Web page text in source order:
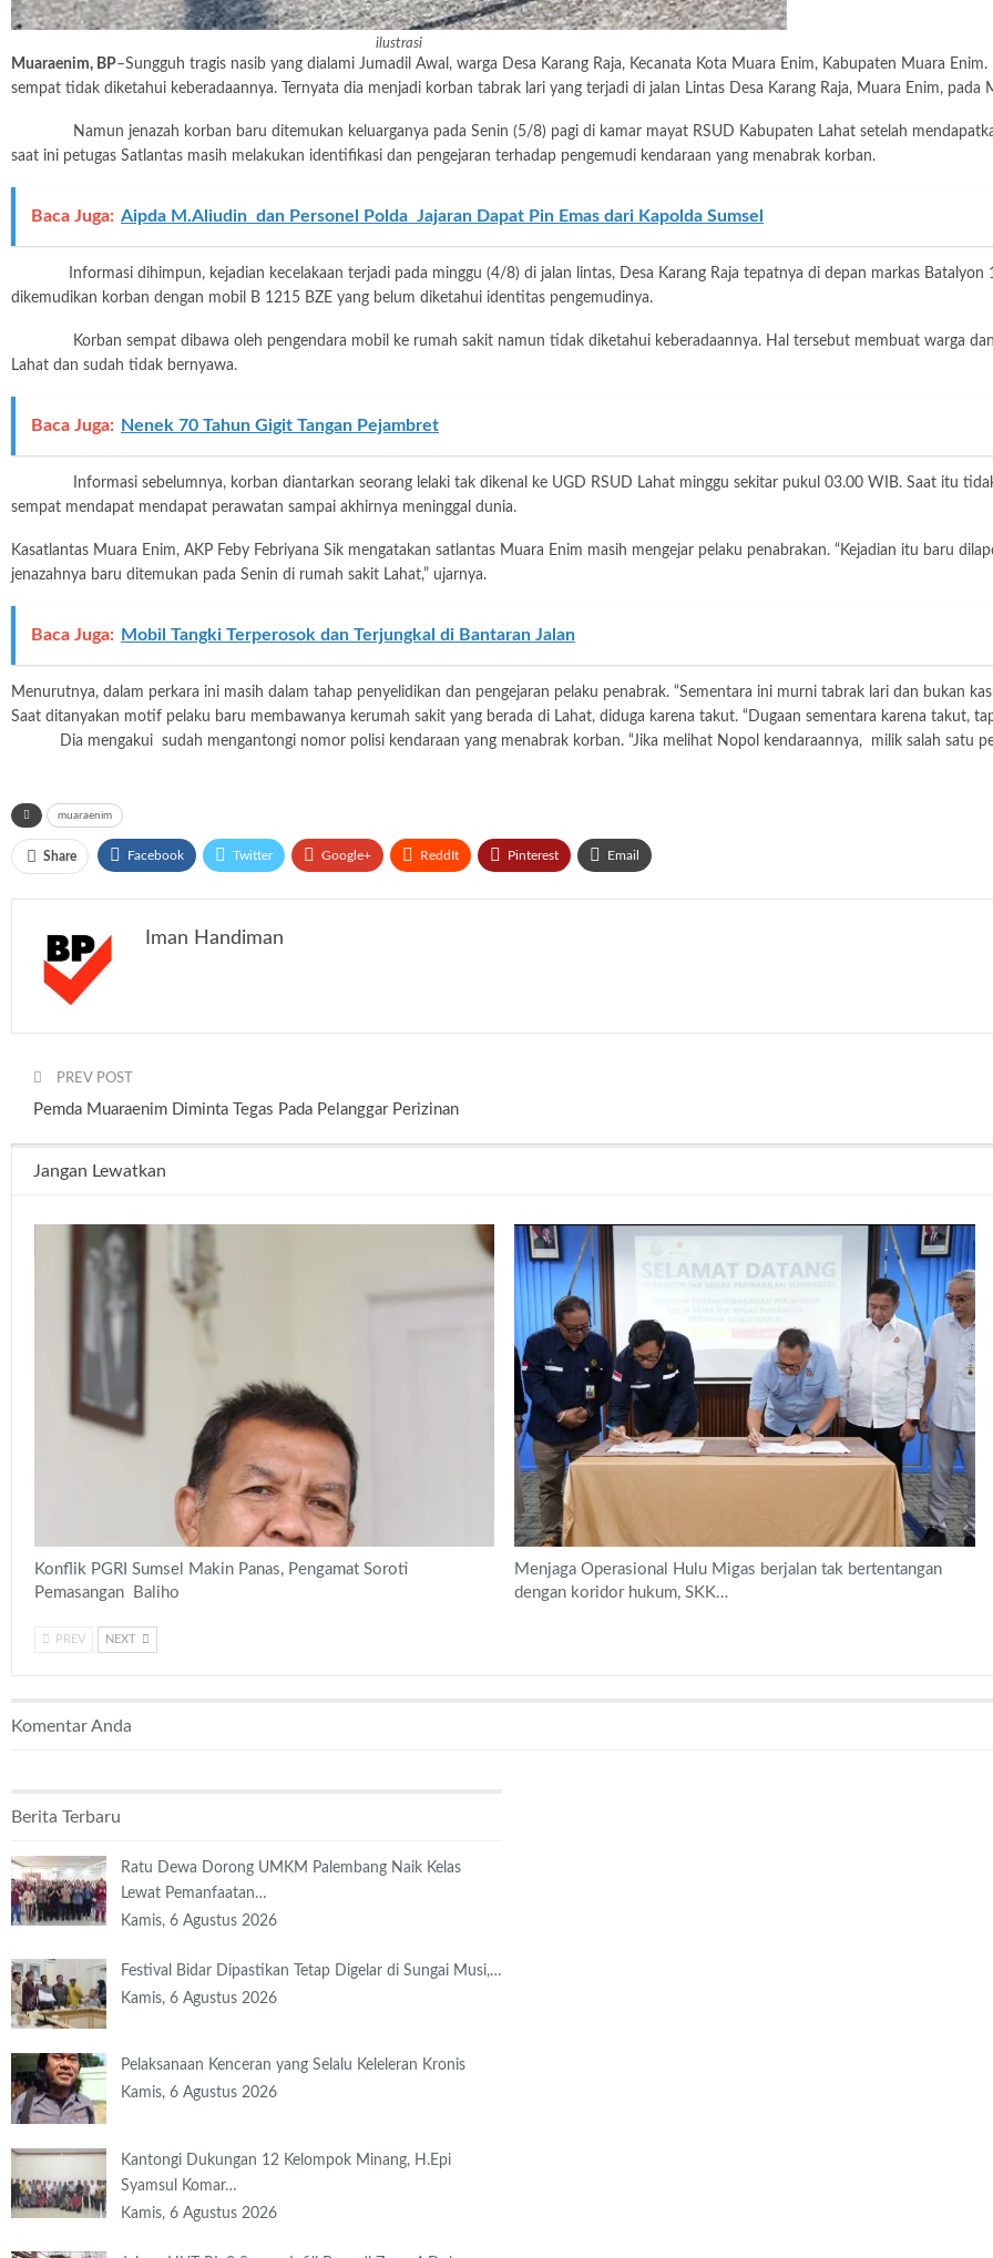
ilustrasi
Muaraenim, BP–Sungguh tragis nasib yang dialami Jumadil Awal, warga Desa Karang Raja, Kecanata Kota Muara Enim, Kabupaten Muara
sempat tidak diketahui keberadaannya. Ternyata dia menjadi korban tabrak lari yang terjadi di jalan Lintas Desa Karang Raja, Muara Enim, pada
Namun jenazah korban baru ditemukan keluarganya pada Senin (5/8) pagi di kamar mayat RSUD Kabupaten Lahat setelah
saat ini petugas Satlantas masih melakukan identifikasi dan pengejaran terhadap pengemudi kendaraan yang menabrak korban.
Baca Juga: Aipda M.Aliudin dan Personel Polda Jajaran Dapat Pin Emas dari Kapolda Sumsel
Informasi dihimpun, kejadian kecelakaan terjadi pada minggu (4/8) di jalan lintas, Desa Karang Raja tepatnya di depan markas Batalyon
dikemudikan korban dengan mobil B 1215 BZE yang belum diketahui identitas pengemudinya.
Korban sempat dibawa oleh pengendara mobil ke rumah sakit namun tidak diketahui keberadaannya. Hal tersebut membuat warga dan
Lahat dan sudah tidak bernyawa.
Baca Juga: Nenek 70 Tahun Gigit Tangan Pejambret
Informasi sebelumnya, korban diantarkan seorang lelaki tak dikenal ke UGD RSUD Lahat minggu sekitar pukul 03.00 WIB. Saat itu tidak
sempat mendapat mendapat perawatan sampai akhirnya meninggal dunia.
Kasatlantas Muara Enim, AKP Feby Febriyana Sik mengatakan satlantas Muara Enim masih mengejar pelaku penabrakan. “Kejadian itu baru
jenazahnya baru ditemukan pada Senin di rumah sakit Lahat,” ujarnya.
Baca Juga: Mobil Tangki Terperosok dan Terjungkal di Bantaran Jalan
Menurutnya, dalam perkara ini masih dalam tahap penyelidikan dan pengejaran pelaku penabrak. “Sementara ini murni tabrak lari dan bukan
Saat ditanyakan motif pelaku baru membawanya kerumah sakit yang berada di Lahat, diduga karena takut. “Dugaan sementara karena takut,
Dia mengakui sudah mengantongi nomor polisi kendaraan yang menabrak korban. “Jika melihat Nopol kendaraannya, milik salah satu
muaraenim
Share Facebook Twitter Google+ ReddIt Pinterest Email
Iman Handiman
PREV POST
Pemda Muaraenim Diminta Tegas Pada Pelanggar Perizinan
Jangan Lewatkan
Konflik PGRI Sumsel Makin Panas, Pengamat Soroti
Pemasangan Baliho
Menjaga Operasional Hulu Migas berjalan tak bertentangan
dengan koridor hukum, SKK…
PREV NEXT
Komentar Anda
Berita Terbaru
Ratu Dewa Dorong UMKM Palembang Naik Kelas
Lewat Pemanfaatan…
Kamis, 6 Agustus 2026
Festival Bidar Dipastikan Tetap Digelar di Sungai Musi,…
Kamis, 6 Agustus 2026
Pelaksanaan Kenceran yang Selalu Keleleran Kronis
Kamis, 6 Agustus 2026
Kantongi Dukungan 12 Kelompok Minang, H.Epi
Syamsul Komar…
Kamis, 6 Agustus 2026